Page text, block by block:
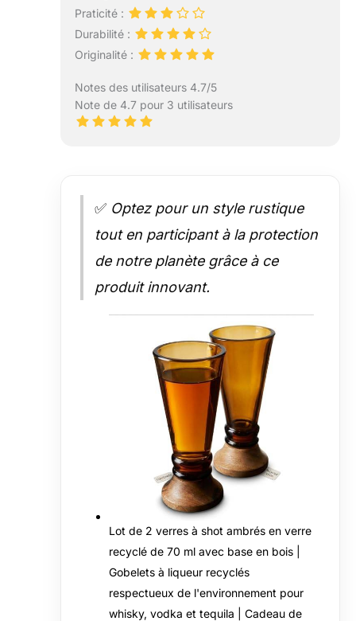
Praticité :
Durabilité :
Originalité :
Notes des utilisateurs 4.7/5
Note de 4.7 pour 3 utilisateurs
✅ Optez pour un style rustique
tout en participant à la protection
de notre planète grâce à ce
produit innovant.
Lot de 2 verres à shot ambrés en verre
recyclé de 70 ml avec base en bois |
Gobelets à liqueur recyclés
respectueux de l'environnement pour
whisky, vodka et tequila | Cadeau de